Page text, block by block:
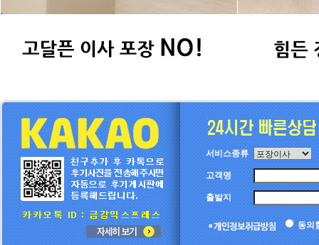
서비스종류
고객명
출발지
동의